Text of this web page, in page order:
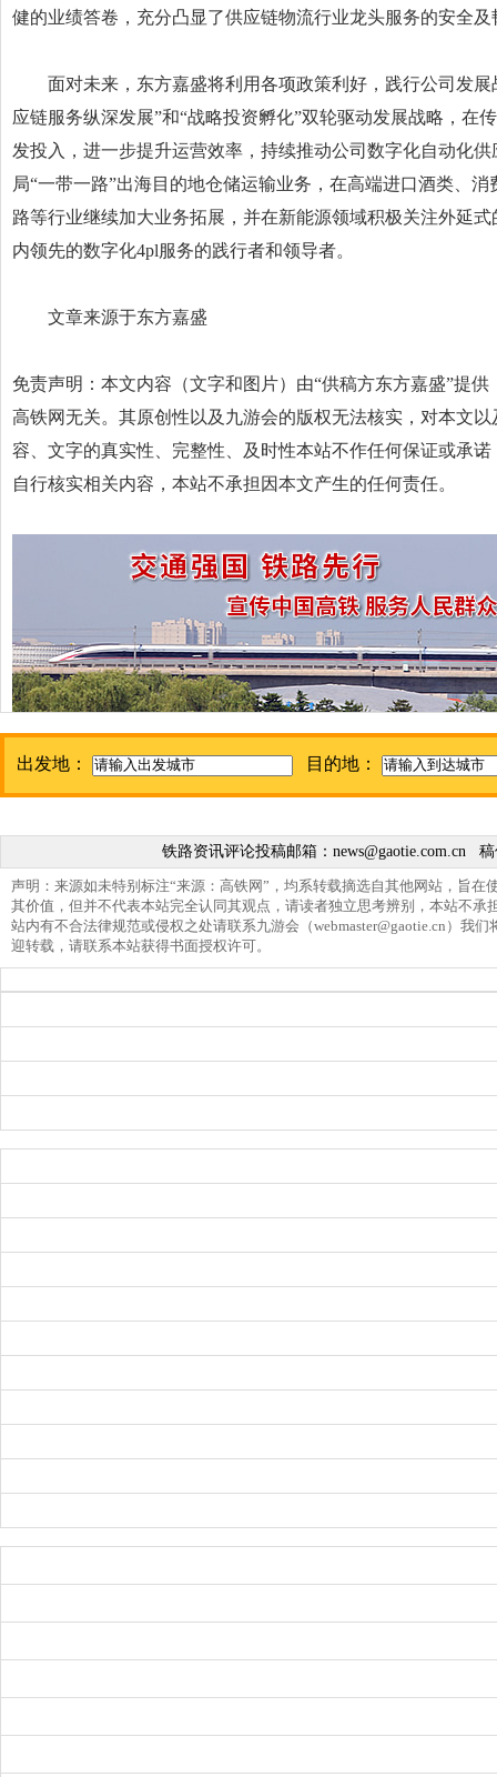
健的业绩答卷，充分凸显了供应链物流行业龙头服务的安全及
面对未来，东方嘉盛将利用各项政策利好，践行公司发展
应链服务纵深发展”和“战略投资孵化”双轮驱动发展战略，在
发投入，进一步提升运营效率，持续推动公司数字化自动化
局“一带一路”出海目的地仓储运输业务，在高端进口酒类、
路等行业继续加大业务拓展，并在新能源领域积极关注外延
内领先的数字化4pl服务的践行者和领导者。
文章来源于东方嘉盛
免责声明：本文内容（文字和图片）由“供稿方东方嘉盛”提
高铁网无关。其原创性以及九游会的版权无法核实，对本文
容、文字的真实性、完整性、及时性本站不作任何保证或承
自行核实相关内容，本站不承担因本文产生的任何责任。
出发地： 目的地：
铁路资讯评论投稿邮箱： news@gaotie.com.cn稿
声明：来源如未特别标注“来源：高铁网”，均系转载摘选自其他网站，旨在
其价值，但并不代表本站完全认同其观点，请读者独立思考辨别，本站不承
站内有不合法律规范或侵权之处请联系九游会（webmaster@gaotie.cn ）我们
迎转载，请联系本站获得书面授权许可。